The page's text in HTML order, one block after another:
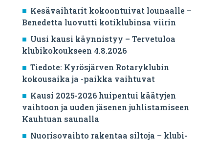
Kesävaihtarit kokoontuivat lounaalle –
Benedetta luovutti kotiklubinsa viirin
Uusi kausi käynnistyy – Tervetuloa
klubikokoukseen 4.8.2026
Tiedote: Kyrösjärven Rotaryklubin
kokousaika ja -paikka vaihtuvat
Kausi 2025-2026 huipentui käätyjen
vaihtoon ja uuden jäsenen juhlistamiseen
Kauhtuan saunalla
Nuorisovaihto rakentaa siltoja – klubi-